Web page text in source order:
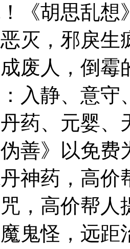
《胡思乱想
灭，邪戾生
废人，倒
入静、意守
药、元婴
善》以免费
神药，高价
，高价帮
鬼怪，远